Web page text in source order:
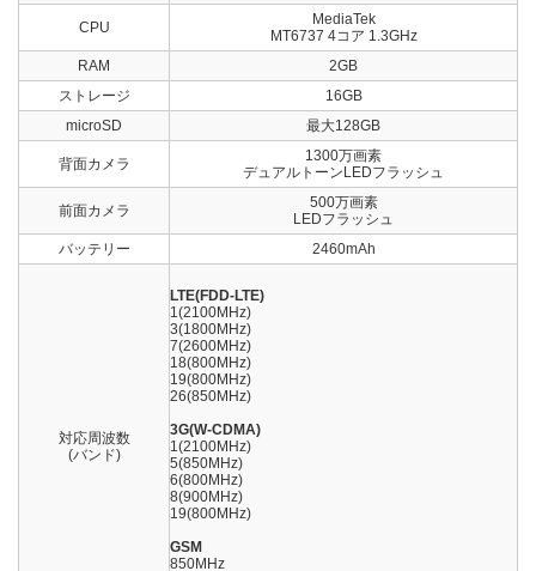
CPU
MediaTek
MT6737 4コア 1.3GHz
RAM
2GB
ストレージ
16GB
microSD
最大128GB
背面カメラ
1300万画素
デュアルトーンLEDフラッシュ
前面カメラ
500万画素
LEDフラッシュ
バッテリー
2460mAh
対応周波数
(バンド)
LTE(FDD-LTE)
1(2100MHz)
3(1800MHz)
7(2600MHz)
18(800MHz)
19(800MHz)
26(850MHz)
3G(W-CDMA)
1(2100MHz)
5(850MHz)
6(800MHz)
8(900MHz)
19(800MHz)
GSM
850MHz